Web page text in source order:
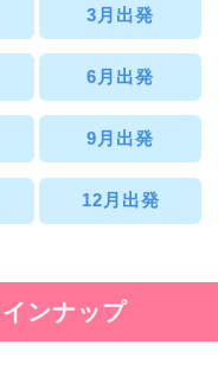
3月出発
6月出発
9月出発
12月出発
ンナップ